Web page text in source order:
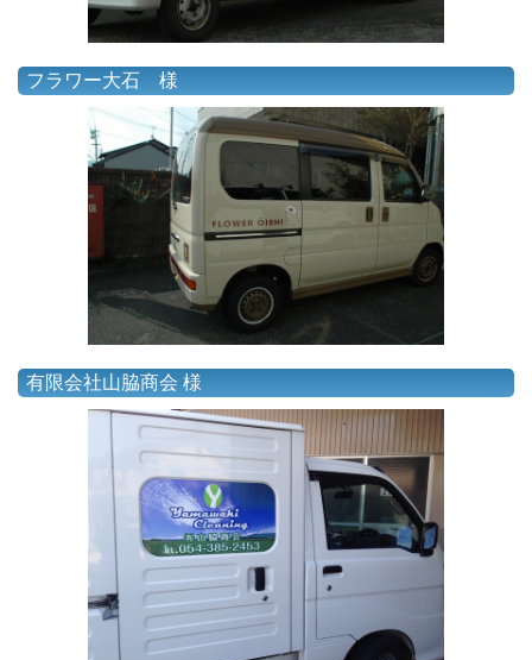
フラワー大石 様
有限会社山脇商会 様